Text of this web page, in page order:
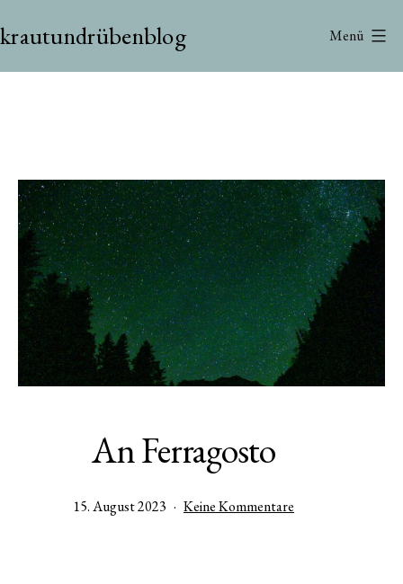
Inhalt
krautundrübenblog Menü
An Ferragosto
Veröffentlicht
15. August 2023 Keine Kommentare